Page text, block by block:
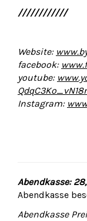
////////////
Website:
facebook:
youtube:
Instagram:
Abendkasse:
Abendkasse
Abendkasse